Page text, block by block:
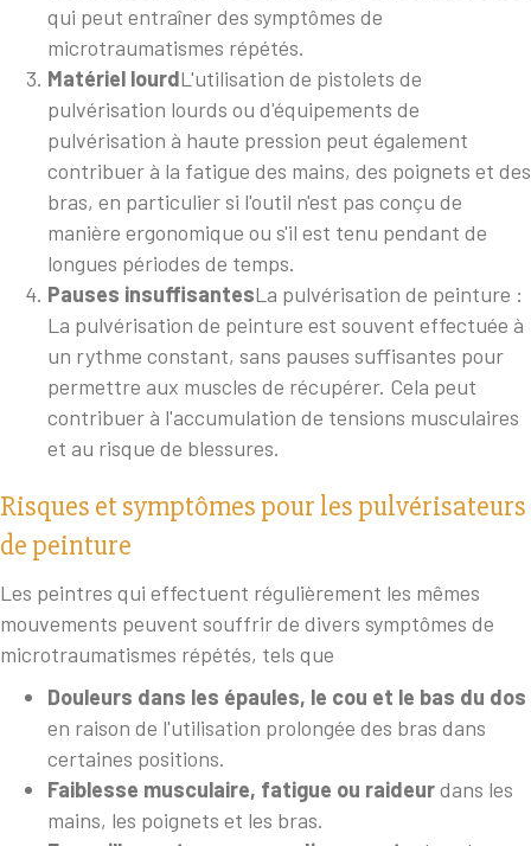
qui peut entraîner des symptômes de
microtraumatismes répétés.
Matériel lourdL'utilisation de pistolets de
pulvérisation lourds ou d'équipements de
pulvérisation à haute pression peut également
contribuer à la fatigue des mains, des poignets et des
bras, en particulier si l'outil n'est pas conçu de
manière ergonomique ou s'il est tenu pendant de
longues périodes de temps.
Pauses insuffisantesLa pulvérisation de peinture :
La pulvérisation de peinture est souvent effectuée à
un rythme constant, sans pauses suffisantes pour
permettre aux muscles de récupérer. Cela peut
contribuer à l'accumulation de tensions musculaires
et au risque de blessures.
Risques et symptômes pour les pulvérisateurs
de peinture
Les peintres qui effectuent régulièrement les mêmes
mouvements peuvent souffrir de divers symptômes de
microtraumatismes répétés, tels que
Douleurs dans les épaules, le cou et le bas du dos
en raison de l'utilisation prolongée des bras dans
certaines positions.
Faiblesse musculaire, fatigue ou raideurdans les
mains, les poignets et les bras.